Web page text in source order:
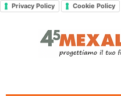
Privacy Policy Cookie Policy